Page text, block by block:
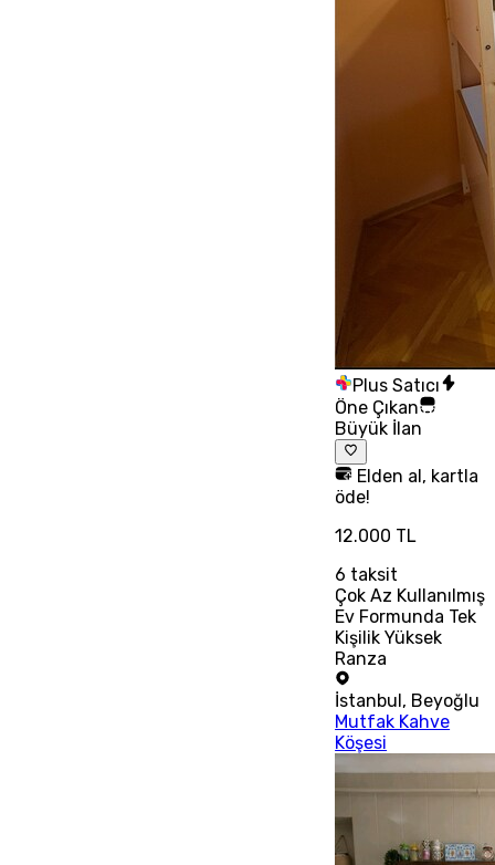
Plus Satıcı
Öne Çıkan
Büyük İlan
Elden al, kartla
öde!
12.000 TL
6 taksit
Çok Az Kullanılmış
Ev Formunda Tek
Kişilik Yüksek
Ranza
İstanbul, Beyoğlu
Mutfak Kahve
Köşesi